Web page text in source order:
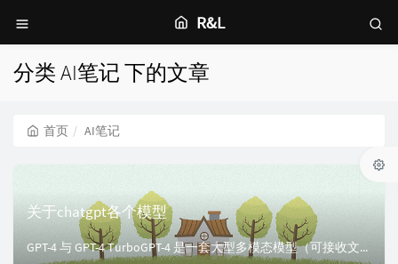
R&L
分类 AI笔记 下的文章
首页 AI笔记
关于chatgpt各个模型
GPT-4 与 GPT-4 TurboGPT-4 是一套大型多模态模型（可接收文本或图像输入，并输出文本结果），目前通过 OpenAI API 向付费客户...